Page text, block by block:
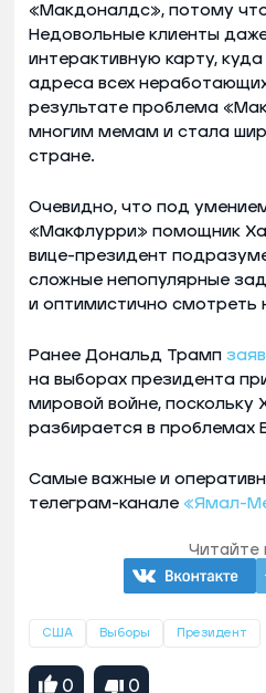
«Макдоналдс», потому
Недовольные клиенты
интерактивную карту,
адреса всех
результате проблема
многим мемам и стала
стране.
Очевидно, что под
«Макфлурри» помощник
вице-президент
сложные непопулярные
и оптимистично смотреть
Ранее Дональд Трамп
на выборах президента
мировой войне, поскольку
разбирается в проблемах
Самые важные и
телеграм-канале «Ямал-
Читайте
США Выборы Президент
0 0